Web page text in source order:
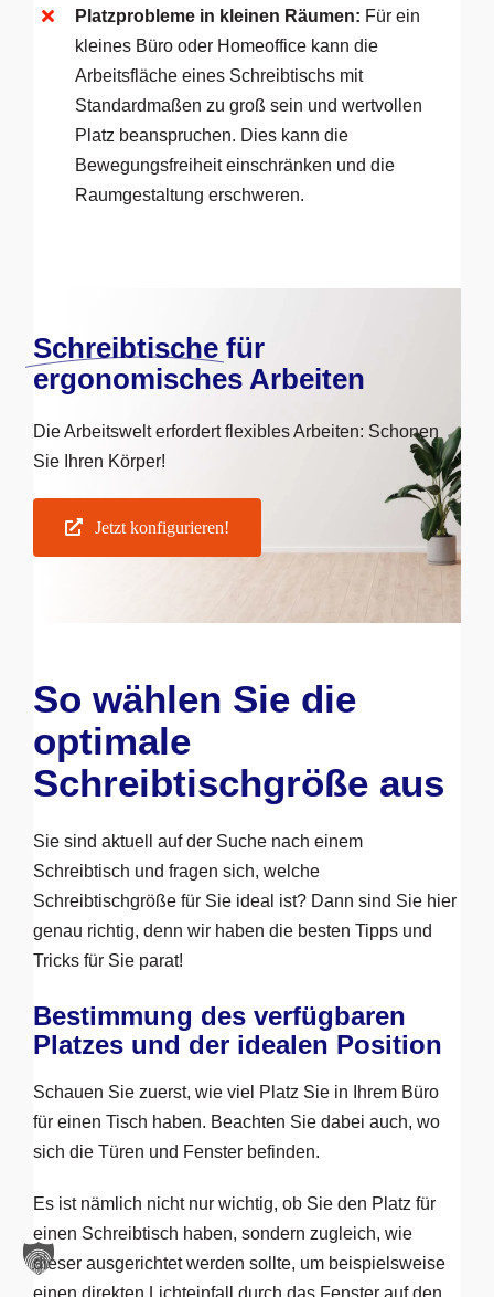
Platzprobleme in kleinen Räumen: Für ein
kleines Büro oder Homeoffice kann die
Arbeitsfläche eines Schreibtischs mit
Standardmaßen zu groß sein und wertvollen
Platz beanspruchen. Dies kann die
Bewegungsfreiheit einschränken und die
Raumgestaltung erschweren.
Schreibtische für
ergonomisches Arbeiten
Die Arbeitswelt erfordert flexibles Arbeiten: Schonen
Sie Ihren Körper!
Jetzt konfigurieren!
So wählen Sie die
optimale
Schreibtischgröße aus
Sie sind aktuell auf der Suche nach einem
Schreibtisch und fragen sich, welche
Schreibtischgröße für Sie ideal ist? Dann sind Sie hier
genau richtig, denn wir haben die besten Tipps und
Tricks für Sie parat!
Bestimmung des verfügbaren
Platzes und der idealen Position
Schauen Sie zuerst, wie viel Platz Sie in Ihrem Büro
für einen Tisch haben. Beachten Sie dabei auch, wo
sich die Türen und Fenster befinden.
Es ist nämlich nicht nur wichtig, ob Sie den Platz für
einen Schreibtisch haben, sondern zugleich, wie
dieser ausgerichtet werden sollte, um beispielsweise
einen direkten Lichteinfall durch das Fenster auf den